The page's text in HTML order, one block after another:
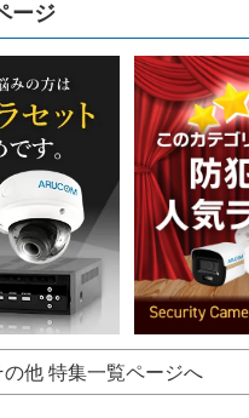
ージ
の他 特集一覧ページへ